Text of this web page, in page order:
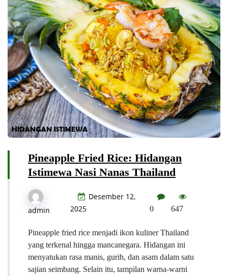
Pineapple Fried Rice: Hidangan
Istimewa Nasi Nanas Thailand
admin
Desember 12,
2025
0 647
Pineapple fried rice menjadi ikon kuliner Thailand
yang terkenal hingga mancanegara. Hidangan ini
menyatukan rasa manis, gurih, dan asam dalam satu
sajian seimbang. Selain itu, tampilan warna-warni